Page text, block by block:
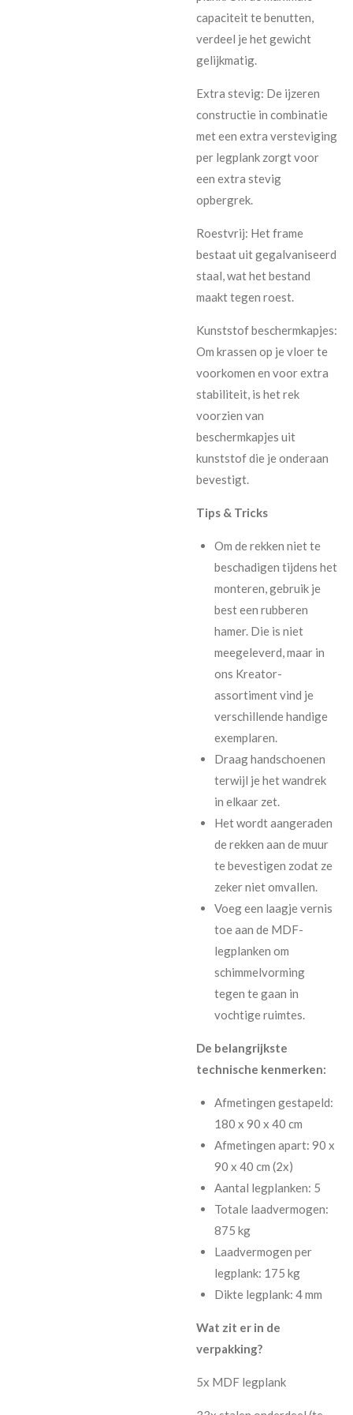
capaciteit te benutten,
verdeel je het gewicht
gelijkmatig.
Extra stevig: De ijzeren
constructie in combinatie
met een extra versteviging
per legplank zorgt voor
een extra stevig
opbergrek.
Roestvrij: Het frame
bestaat uit gegalvaniseerd
staal, wat het bestand
maakt tegen roest.
Kunststof beschermkapjes:
Om krassen op je vloer te
voorkomen en voor extra
stabiliteit, is het rek
voorzien van
beschermkapjes uit
kunststof die je onderaan
bevestigt.
Tips & Tricks
Om de rekken niet te
beschadigen tijdens het
monteren, gebruik je
best een rubberen
hamer. Die is niet
meegeleverd, maar in
ons Kreator-
assortiment vind je
verschillende handige
exemplaren.
Draag handschoenen
terwijl je het wandrek
in elkaar zet.
Het wordt aangeraden
de rekken aan de muur
te bevestigen zodat ze
zeker niet omvallen.
Voeg een laagje vernis
toe aan de MDF-
legplanken om
schimmelvorming
tegen te gaan in
vochtige ruimtes.
De belangrijkste
technische kenmerken:
Afmetingen gestapeld:
180 x 90 x 40 cm
Afmetingen apart: 90 x
90 x 40 cm (2x)
Aantal legplanken: 5
Totale laadvermogen:
875 kg
Laadvermogen per
legplank: 175 kg
Dikte legplank: 4 mm
Wat zit er in de
verpakking?
5x MDF legplank